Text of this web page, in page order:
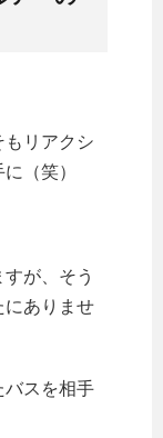
リアクシ
（笑）
が、そう
にありませ
バスを相手